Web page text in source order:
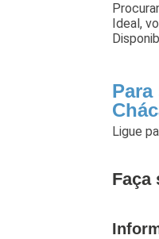
Ideal,
Ligue
Faça